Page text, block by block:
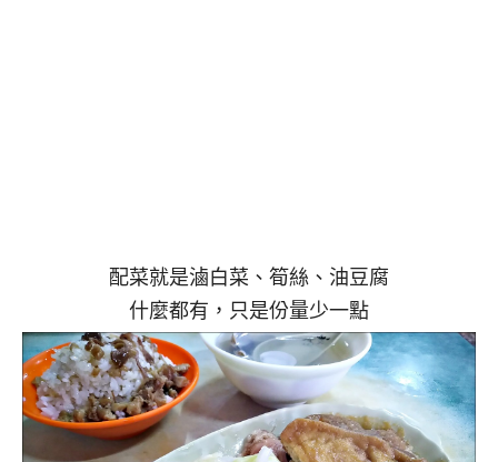
配菜就是滷白菜、筍絲、油豆腐
什麼都有，只是份量少一點